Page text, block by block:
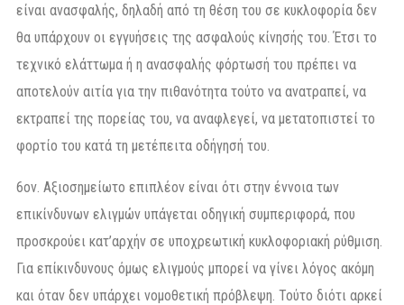
είναι ανασφαλής, δηλαδή από τη θέση του σε κυκλοφορία δεν
θα υπάρχουν οι εγγυήσεις της ασφαλούς κίνησής του. Έτσι το
τεχνικό ελάττωμα ή η ανασφαλής φόρτωσή του πρέπει να
αποτελούν αιτία για την πιθανότητα τούτο να ανατραπεί, να
εκτραπεί της πορείας του, να αναφλεγεί, να μετατοπιστεί το
φορτίο του κατά τη μετέπειτα οδήγησή του.
6ον. Αξιοσημείωτο επιπλέον είναι ότι στην έννοια των
επικίνδυνων ελιγμών υπάγεται οδηγική συμπεριφορά, που
προσκρούει κατ’αρχήν σε υποχρεωτική κυκλοφοριακή ρύθμιση.
Για επίκινδυνους όμως ελιγμούς μπορεί να γίνει λόγος ακόμη
και όταν δεν υπάρχει νομοθετική πρόβλεψη. Τούτο διότι αρκεί